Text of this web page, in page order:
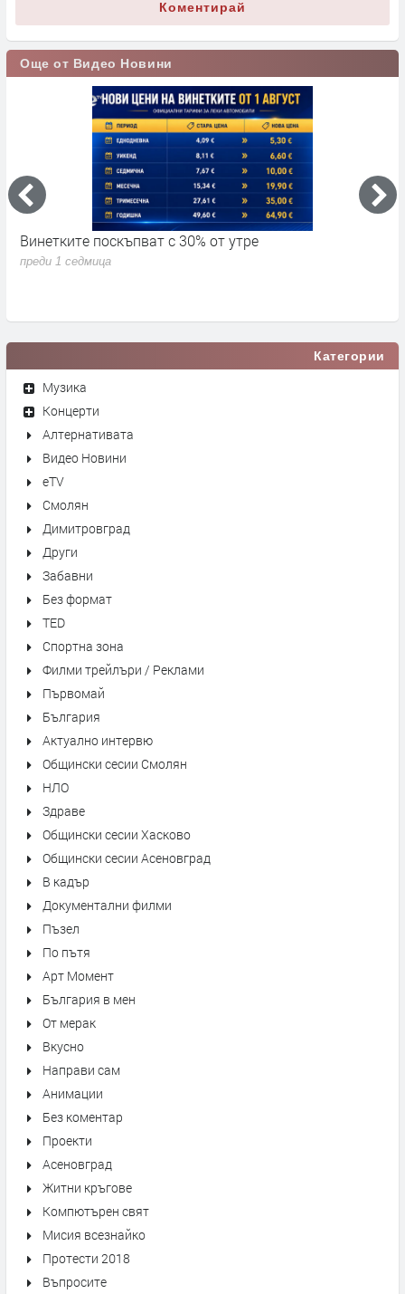
Коментирай
Още от Видео Новини
Винетките поскъпват с 30% от утре
преди 1 седмица
Категории
Музика
Концерти
Алтернативата
Видео Новини
eTV
Смолян
Димитровград
Други
Забавни
Без формат
TED
Спортна зона
Филми трейлъри / Реклами
Първомай
България
Актуално интервю
Общински сесии Смолян
НЛО
Здраве
Общински сесии Хасково
Общински сесии Асеновград
В кадър
Документални филми
Пъзел
По пътя
Арт Момент
България в мен
От мерак
Вкусно
Направи сам
Анимации
Без коментар
Проекти
Асеновград
Житни кръгове
Компютърен свят
Мисия всезнайко
Протести 2018
Въпросите